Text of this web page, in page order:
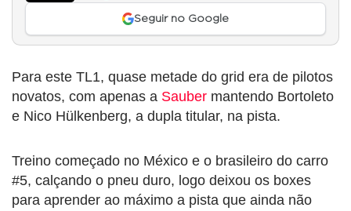
Seguir no Google
Para este TL1, quase metade do grid era de pilotos
novatos, com apenas a Sauber mantendo Bortoleto
e Nico Hülkenberg, a dupla titular, na pista.
Treino começado no México e o brasileiro do carro
#5, calçando o pneu duro, logo deixou os boxes
para aprender ao máximo a pista que ainda não